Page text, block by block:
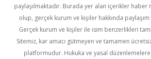
paylaşılmaktadır. Burada yer alan içerikler haber
olup, gerçek kurum ve kişiler hakkında paylaşım
Gerçek kurum ve kişiler ile isim benzerlikleri
Sitemiz, kar amacı gütmeyen ve tamamen
platformudur. Hukuka ve yasal düzenlemelere